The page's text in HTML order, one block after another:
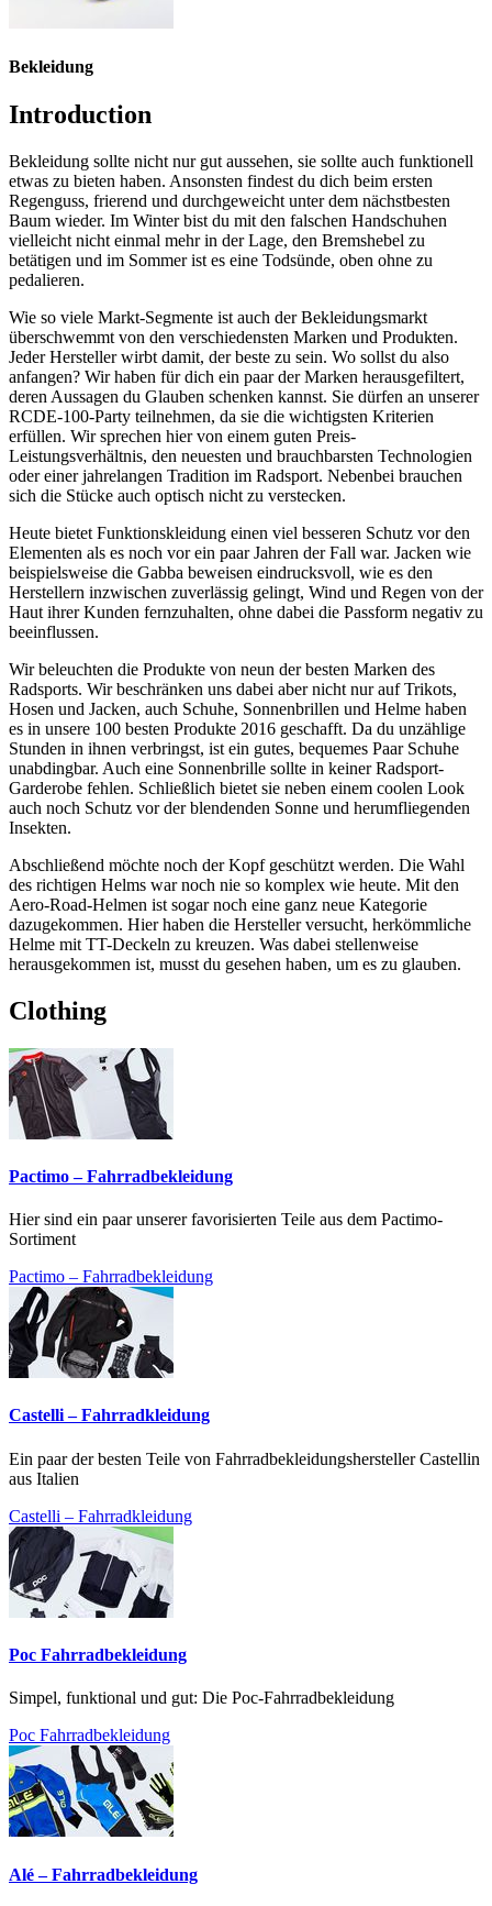
Bekleidung
Introduction
Bekleidung sollte nicht nur gut aussehen, sie sollte auch funktionell
etwas zu bieten haben. Ansonsten findest du dich beim ersten
Regenguss, frierend und durchgeweicht unter dem nächstbesten
Baum wieder. Im Winter bist du mit den falschen Handschuhen
vielleicht nicht einmal mehr in der Lage, den Bremshebel zu
betätigen und im Sommer ist es eine Todsünde, oben ohne zu
pedalieren.
Wie so viele Markt-Segmente ist auch der Bekleidungsmarkt
überschwemmt von den verschiedensten Marken und Produkten.
Jeder Hersteller wirbt damit, der beste zu sein. Wo sollst du also
anfangen? Wir haben für dich ein paar der Marken herausgefiltert,
deren Aussagen du Glauben schenken kannst. Sie dürfen an unserer
RCDE-100-Party teilnehmen, da sie die wichtigsten Kriterien
erfüllen. Wir sprechen hier von einem guten Preis-
Leistungsverhältnis, den neuesten und brauchbarsten Technologien
oder einer jahrelangen Tradition im Radsport. Nebenbei brauchen
sich die Stücke auch optisch nicht zu verstecken.
Heute bietet Funktionskleidung einen viel besseren Schutz vor den
Elementen als es noch vor ein paar Jahren der Fall war. Jacken wie
beispielsweise die Gabba beweisen eindrucksvoll, wie es den
Herstellern inzwischen zuverlässig gelingt, Wind und Regen von der
Haut ihrer Kunden fernzuhalten, ohne dabei die Passform negativ zu
beeinflussen.
Wir beleuchten die Produkte von neun der besten Marken des
Radsports. Wir beschränken uns dabei aber nicht nur auf Trikots,
Hosen und Jacken, auch Schuhe, Sonnenbrillen und Helme haben
es in unsere 100 besten Produkte 2016 geschafft. Da du unzählige
Stunden in ihnen verbringst, ist ein gutes, bequemes Paar Schuhe
unabdingbar. Auch eine Sonnenbrille sollte in keiner Radsport-
Garderobe fehlen. Schließlich bietet sie neben einem coolen Look
auch noch Schutz vor der blendenden Sonne und herumfliegenden
Insekten.
Abschließend möchte noch der Kopf geschützt werden. Die Wahl
des richtigen Helms war noch nie so komplex wie heute. Mit den
Aero-Road-Helmen ist sogar noch eine ganz neue Kategorie
dazugekommen. Hier haben die Hersteller versucht, herkömmliche
Helme mit TT-Deckeln zu kreuzen. Was dabei stellenweise
herausgekommen ist, musst du gesehen haben, um es zu glauben.
Clothing
Pactimo – Fahrradbekleidung
Hier sind ein paar unserer favorisierten Teile aus dem Pactimo-
Sortiment
Pactimo – Fahrradbekleidung
Castelli – Fahrradkleidung
Ein paar der besten Teile von Fahrradbekleidungshersteller Castellin
aus Italien
Castelli – Fahrradkleidung
Poc Fahrradbekleidung
Simpel, funktional und gut: Die Poc-Fahrradbekleidung
Poc Fahrradbekleidung
Alé – Fahrradbekleidung